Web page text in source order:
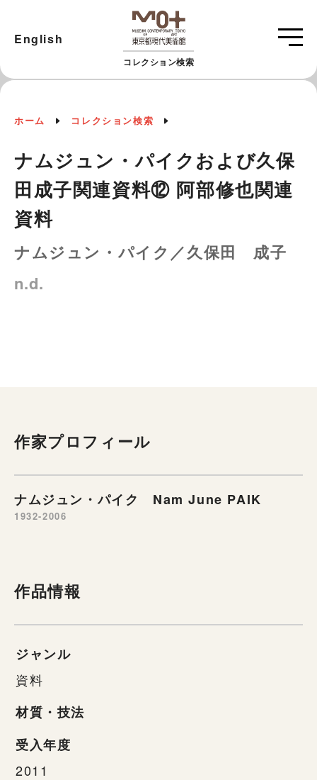
コレクション検索
English
ホーム コレクション検索
ナムジュン・パイクおよび久保
田成子関連資料⑫ 阿部修也関連
資料
ナムジュン・パイク／久保田 成子
n.d.
作家プロフィール
ナムジュン・パイク Nam June PAIK
1932-2006
作品情報
ジャンル
資料
材質・技法
受入年度
2011